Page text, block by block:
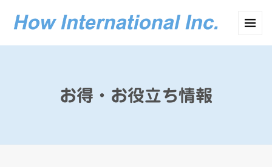
お得・お役立ち情報